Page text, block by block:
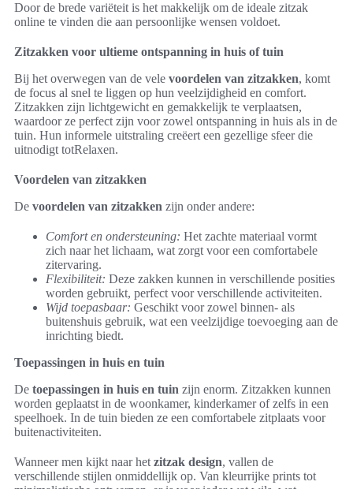
Door de brede variëteit is het makkelijk om de ideale zitzak
online te vinden die aan persoonlijke wensen voldoet.
Zitzakken voor ultieme ontspanning in huis of tuin
Bij het overwegen van de vele voordelen van zitzakken, komt
de focus al snel te liggen op hun veelzijdigheid en comfort.
Zitzakken zijn lichtgewicht en gemakkelijk te verplaatsen,
waardoor ze perfect zijn voor zowel ontspanning in huis als in de
tuin. Hun informele uitstraling creëert een gezellige sfeer die
uitnodigt totRelaxen.
Voordelen van zitzakken
De voordelen van zitzakken zijn onder andere:
Comfort en ondersteuning: Het zachte materiaal vormt
zich naar het lichaam, wat zorgt voor een comfortabele
zitervaring.
Flexibiliteit: Deze zakken kunnen in verschillende posities
worden gebruikt, perfect voor verschillende activiteiten.
Wijd toepasbaar: Geschikt voor zowel binnen- als
buitenshuis gebruik, wat een veelzijdige toevoeging aan de
inrichting biedt.
Toepassingen in huis en tuin
De toepassingen in huis en tuin zijn enorm. Zitzakken kunnen
worden geplaatst in de woonkamer, kinderkamer of zelfs in een
speelhoek. In de tuin bieden ze een comfortabele zitplaats voor
buitenactiviteiten.
Wanneer men kijkt naar het zitzak design, vallen de
verschillende stijlen onmiddellijk op. Van kleurrijke prints tot